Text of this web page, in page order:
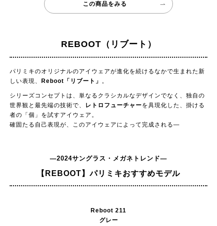
この商品をみる
REBOOT（リブート）
パリミキのオリジナルのアイウェアが進化を続けるなかで生まれた新
しい表現、
Reboot「リブート」 。
シリーズコンセプトは、単なるクラシカルなデザインでなく、独自の
世界観と最先端の技術で、
レトロフューチャーを具現化した、掛ける
者の「個」を試すアイウェア。
確固たる自己表現が、このアイウェアによって完成される―
―2024サングラス・メガネトレンド―
【REBOOT】パリミキおすすめモデル
Reboot 211
グレー